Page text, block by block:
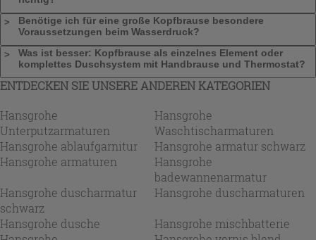
Benötige ich für eine große Kopfbrause besondere
Voraussetzungen beim Wasserdruck?
Was ist besser: Kopfbrause als einzelnes Element oder
komplettes Duschsystem mit Handbrause und Thermostat?
ENTDECKEN SIE UNSERE ANDEREN KATEGORIEN
Hansgrohe
Unterputzarmaturen
Hansgrohe
Waschtischarmaturen
Hansgrohe ablaufgarnitur
Hansgrohe armatur schwarz
Hansgrohe armaturen
Hansgrohe
badewannenarmatur
Hansgrohe duscharmatur
schwarz
Hansgrohe duscharmaturen
Hansgrohe dusche
Hansgrohe mischbatterie